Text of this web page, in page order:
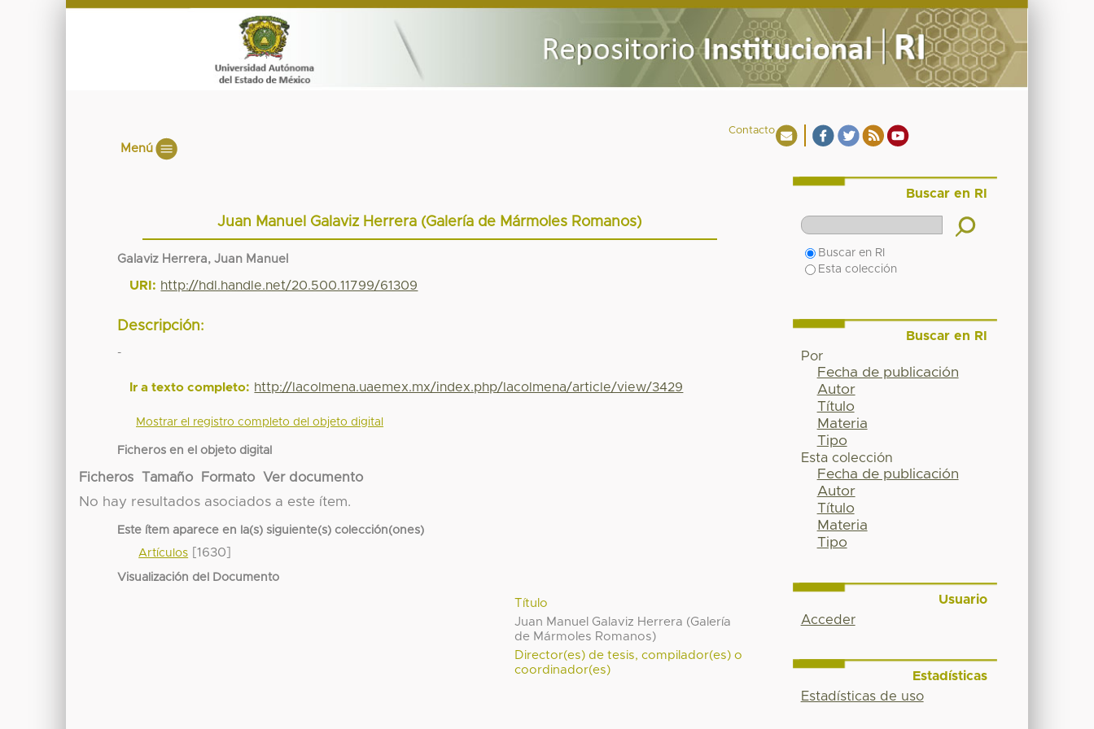
Contacto
Menú
Juan Manuel Galaviz Herrera (Galería de Mármoles Romanos)
Galaviz Herrera, Juan Manuel
URI: http://hdl.handle.net/20.500.11799/61309
Descripción:
-
Ir a texto completo: http://lacolmena.uaemex.mx/index.php/lacolmena/article/view/3429
Mostrar el registro completo del objeto digital
Ficheros en el objeto digital
Ficheros Tamaño Formato
Ver documento
No hay resultados asociados a este ítem.
Este ítem aparece en la(s) siguiente(s) colección(ones)
Artículos [1630]
Visualización del Documento
Título
Juan Manuel Galaviz Herrera (Galería
de Mármoles Romanos)
Director(es) de tesis, compilador(es) o
coordinador(es)
Buscar en RI
Buscar en RI
Esta colección
Buscar en RI
Por
Fecha de publicación
Autor
Título
Materia
Tipo
Esta colección
Fecha de publicación
Autor
Título
Materia
Tipo
Usuario
Acceder
Estadísticas
Estadísticas de uso